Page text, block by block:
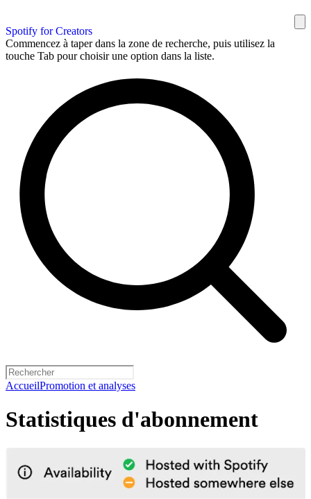
Spotify for Creators
Commencez à taper dans la zone de recherche, puis utilisez la
touche Tab pour choisir une option dans la liste.
AccueilPromotion et analyses
Statistiques d'abonnement